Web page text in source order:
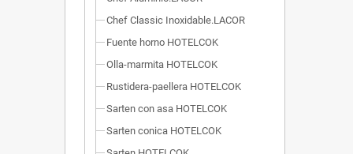
Chef Classic Inoxidable.LACOR
Fuente horno HOTELCOK
Olla-marmita HOTELCOK
Rustidera-paellera HOTELCOK
Sarten con asa HOTELCOK
Sarten conica HOTELCOK